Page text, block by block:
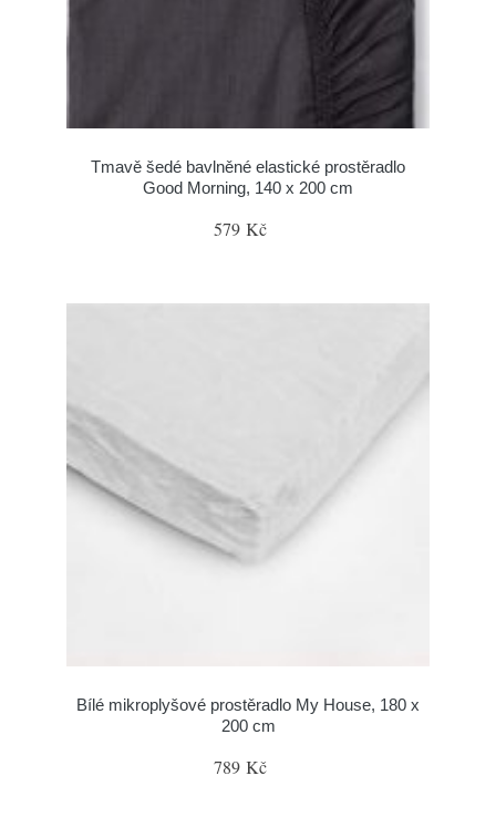
Tmavě šedé bavlněné elastické prostěradlo
Good Morning, 140 x 200 cm
579 Kč
Bílé mikroplyšové prostěradlo My House, 180 x
200 cm
789 Kč